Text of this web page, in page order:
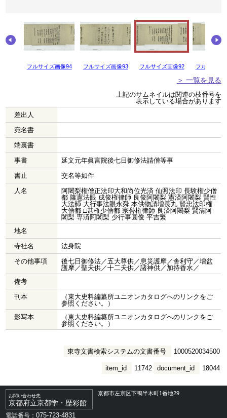
フルサイズ画像94 フルサイズ画像93 フルサイズ画像92 フルサイズ
＞ 一覧を見る
上記のサムネイルは関連の枝番号を
表示している場合があります
差出人
宛名書
端裏書
事書
延文元年眞言院後七日御修法請僧等事
書止
交名等如件
人名
阿闍梨権僧正法印大和尚位光済 仙照法印 長験権少僧
都 隆憲法眼 成俊権律師 良俊阿闍梨 憲済阿闍梨 賢性
大法師 大行事法眼永舜 本供物請増長丸 賢忠法印権
大僧都 □甚権少僧都 宗誉権律師 良済阿闍梨 賢清阿
闍梨 専済阿闍梨 少行事圓俊 平吉繁
地名
寺社名
法身院
その他事項
後七日御修法／五大尊供／息災護摩／舎利守／増盆
護摩／聖天供／十二天供／諸神供／加持香水／
備考
刊本
（東大史料編纂所ユニオンカタログへのリンクをご
参照ください。）
影写本
（東大史料編纂所ユニオンカタログへのリンクをご
参照ください。）
東寺文書検索システムの文書番号 1000520034500
document_id 18044
item_id 11742
お問い合わせ先
京都府立京都学・歴彩館
京都市左京区下鴨半木町1番地29
電話番号：075-723-4831